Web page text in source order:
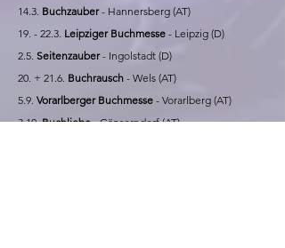
14.3. Buchzauber- Hannersberg (AT)
19. - 22.3. Leipziger Buchmesse - Leipzig (D)
2.5. Seitenzauber- Ingolstadt (D)
20. + 21.6. Buchrausch - Wels (AT)
5.9. Vorarlberger Buchmesse - Vorarlberg (AT)
3.10.Buchliebe- Gänserndorf (AT)